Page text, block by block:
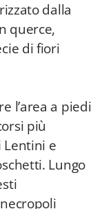
dalla
querce,
di fiori
l’area a piedi
più
Lentini e
Lungo